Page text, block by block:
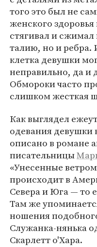
того это был не
женского
стягивал и сжимал
талию, но и ребра.
клетка девушки
неправильно, да и
Обмороки часто
слишком жесткая
Как выглядел
одевания девушки
описано в романе
писательницы
«Унесенные
происходит в
Севера и Юга — то
Там же
ношения
Служанка-нянька
Скарлетт о'Хара.